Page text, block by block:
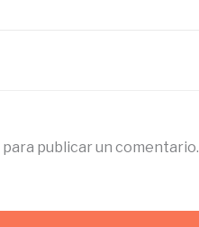
para publicar un comentario.